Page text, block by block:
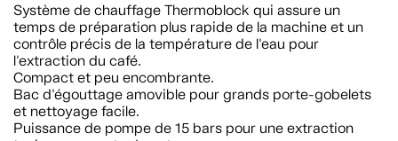
Système de chauffage Thermoblock qui assure un
temps de préparation plus rapide de la machine et un
contrôle précis de la température de l'eau pour
l'extraction du café.
Compact et peu encombrante.
Bac d'égouttage amovible pour grands porte-gobelets
et nettoyage facile.
Puissance de pompe de 15 bars pour une extraction